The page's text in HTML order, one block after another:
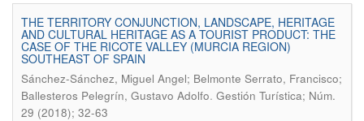
THE TERRITORY CONJUNCTION, LANDSCAPE, HERITAGE
AND CULTURAL HERITAGE AS A TOURIST PRODUCT: THE
CASE OF THE RICOTE VALLEY (MURCIA REGION)
SOUTHEAST OF SPAIN
Sánchez-Sánchez, Miguel Angel; Belmonte Serrato, Francisco;
Ballesteros Pelegrín, Gustavo Adolfo. Gestión Turística; Núm.
29 (2018); 32-63